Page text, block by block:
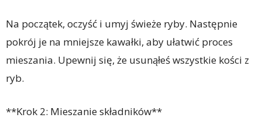
Na początek, oczyść i umyj świeże ryby. Następnie
pokrój je na mniejsze kawałki, aby ułatwić proces
mieszania. Upewnij się, że usunąłeś wszystkie kości z
ryb.
**Krok 2: Mieszanie składników**